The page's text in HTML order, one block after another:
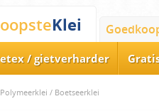
Klei
/ gietverharder
/ Boetseerklei